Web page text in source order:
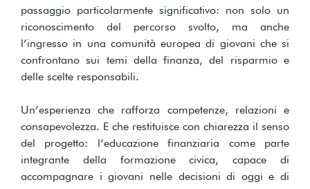
passaggio particolarmente significativo: non solo un
riconoscimento del percorso svolto, ma anche
l’ingresso in una comunità europea di giovani che si
confrontano sui temi della finanza, del risparmio e
delle scelte responsabili.
Un’esperienza che rafforza competenze, relazioni e
consapevolezza. E che restituisce con chiarezza il senso
del progetto: l’educazione finanziaria come parte
integrante della formazione civica, capace di
accompagnare i giovani nelle decisioni di oggi e di